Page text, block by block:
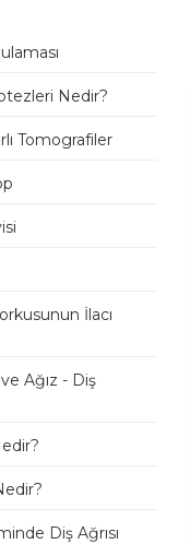
Nedir?
Tomografiler
İlacı
Ağız - Diş
Diş Ağrısı